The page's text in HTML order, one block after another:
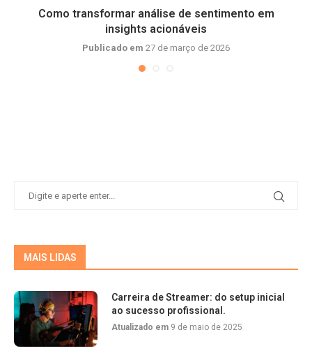
Como transformar análise de sentimento em
insights acionáveis
Publicado em 27 de março de 2026
MAIS LIDAS
Carreira de Streamer: do setup inicial
ao sucesso profissional.
Atualizado em 9 de maio de 2025